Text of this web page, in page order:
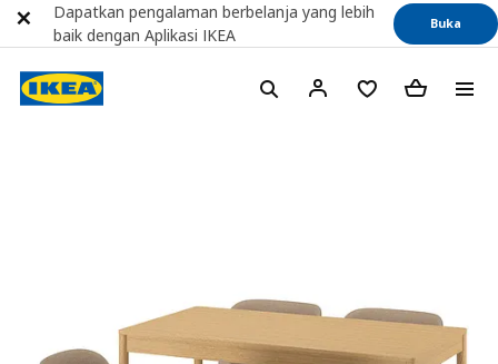
Dapatkan pengalaman berbelanja yang lebih
baik dengan Aplikasi IKEA
Buka